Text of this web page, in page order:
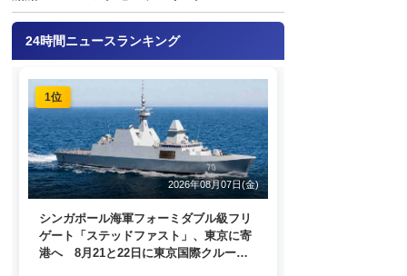
24時間ニュースランキング
1位
2026年08月07日(金)
シンガポール海軍フォーミダブル級フリ
ゲート「ステッドファスト」、東京に寄
港へ 8月21と22日に東京国際クルーズ